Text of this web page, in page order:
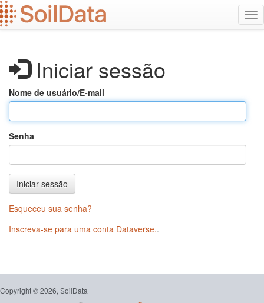
Ir
para
o
Iniciar sessão
Nome de usuário/E-mail
Senha
Iniciar sessão
Esqueceu sua senha?
Inscreva-se para uma conta Dataverse..
Copyright © 2026, SoilData